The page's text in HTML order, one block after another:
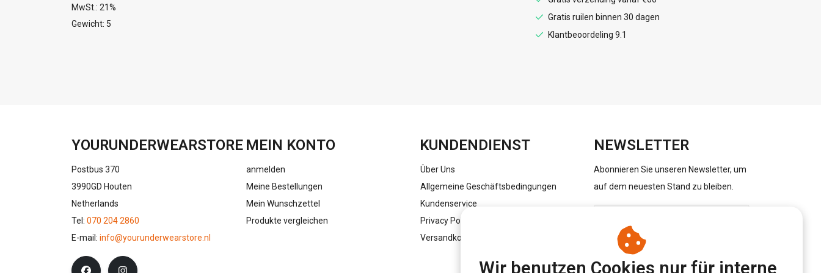
Gratis ruilen binnen 30 dagen
Klantbeoordeling 9.1
MwSt.: 21%
Gewicht: 5
YOURUNDERWEARSTORE
Postbus 370
3990GD Houten
Netherlands
Tel: 070 204 2860
E-mail: info@yourunderwearstore.nl
MEIN KONTO
anmelden
Meine Bestellungen
Mein Wunschzettel
Produkte vergleichen
KUNDENDIENST
Über Uns
Allgemeine Geschäftsbedingungen
Kundenservice
Privacy Policy
Versandkosten
NEWSLETTER
Abonnieren Sie unseren Newsletter, um
auf dem neuesten Stand zu bleiben.
ABONNIEREN
Wir benutzen Cookies nur für interne